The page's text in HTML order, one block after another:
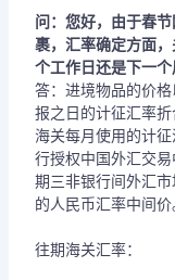
问：您好，由于春
裹，汇率确定方面
个工作日还是下一个
答：进境物品的价
报之日的计征汇率折
海关每月使用的计
行授权中国外汇交
期三非银行间外汇
的人民币汇率中间价
往期海关汇率：